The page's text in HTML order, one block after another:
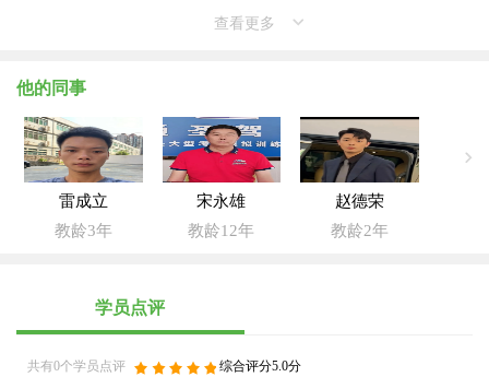
查看更多
他的同事
雷成立
教龄3年
宋永雄
教龄12年
赵德荣
教龄2年
学员点评
共有0个学员点评 综合评分5.0分